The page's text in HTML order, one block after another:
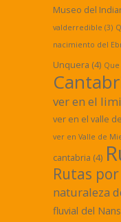
Museo del
valderredible (3)
nacimiento del
Unquera (4)
ver en el
ver en el valle
ver en Valle de
cantabria (4)
Rutas
naturaleza
fluvial del